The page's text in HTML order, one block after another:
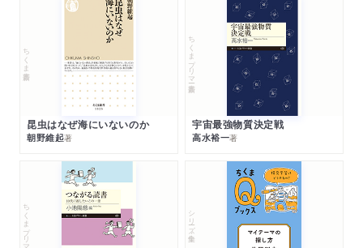
ちくま新書
昆虫はなぜ海にいないのか
朝野維起著
ちくまプリマー新書
宇宙最強物質決定戦
高水裕一著
ちくまプリマー新書 シリーズ・全集